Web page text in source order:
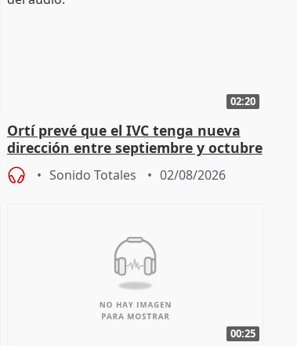
02:20
Ortí prevé que el IVC tenga nueva
dirección entre septiembre y octubre
Sonido Totales 02/08/2026
00:25